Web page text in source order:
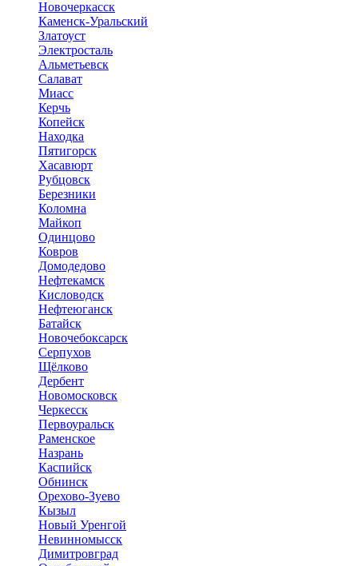
Новочеркасск
Каменск-Уральский
Златоуст
Электросталь
Альметьевск
Салават
Миасс
Керчь
Копейск
Находка
Пятигорск
Хасавюрт
Рубцовск
Березники
Коломна
Майкоп
Одинцово
Ковров
Домодедово
Нефтекамск
Кисловодск
Нефтеюганск
Батайск
Новочебоксарск
Серпухов
Щёлково
Дербент
Новомосковск
Черкесск
Первоуральск
Раменское
Назрань
Каспийск
Обнинск
Орехово-Зуево
Кызыл
Новый Уренгой
Невинномысск
Димитровград